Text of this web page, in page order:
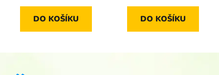
DO KOŠÍKU DO KOŠÍKU